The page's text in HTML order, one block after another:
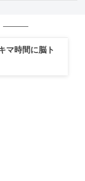
マ時間に脳ト